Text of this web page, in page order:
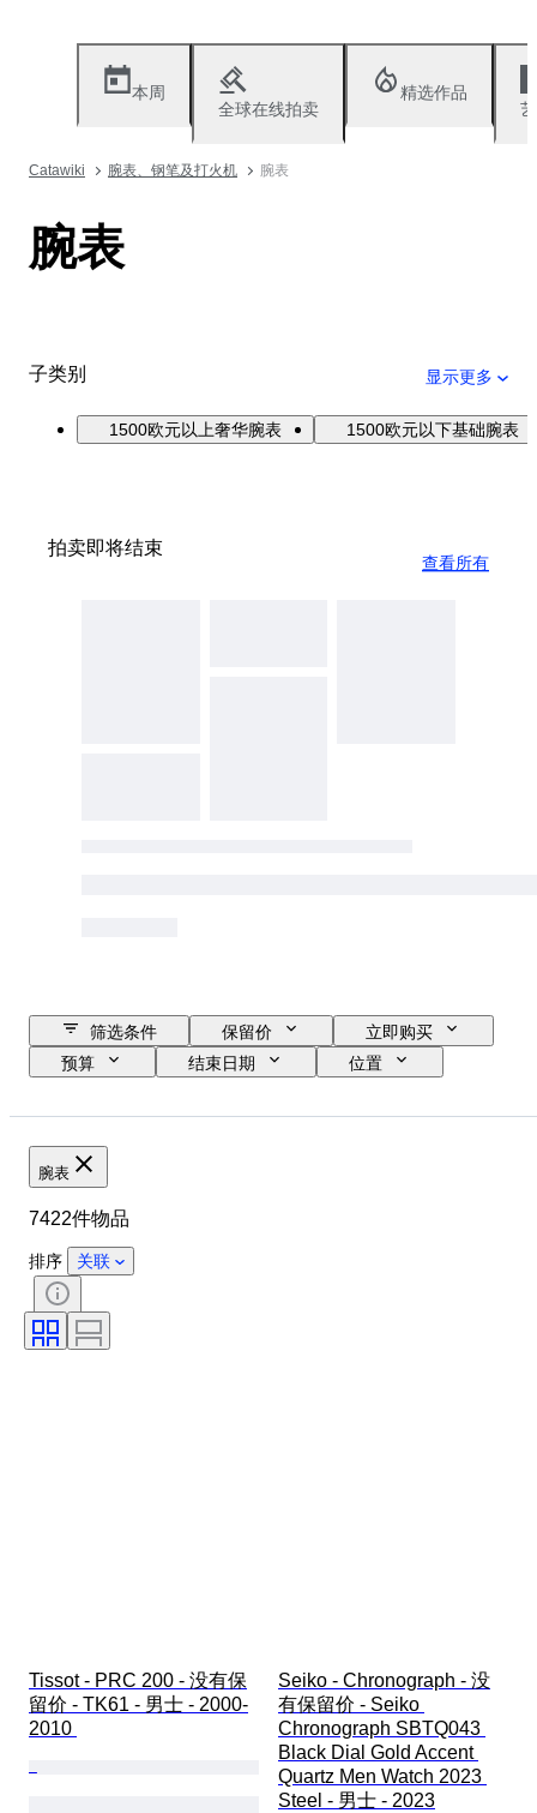
本周
全球在线拍卖
精选作品
Catawiki 腕表、钢笔及打火机 腕表
腕表
子类别 显示更多
1500欧元以上奢华腕表 1500欧元以下基础腕表
拍卖即将结束
查看所有
筛选条件 保留价
立即购买
预算
结束日期
位置
状态
表芯
腕表
7422件物品
排序 关联
Tissot - PRC 200 - 没有保
留价 - TK61 - 男士 - 2000-
2010
Seiko - Chronograph - 没
有保留价 - Seiko
Chronograph SBTQ043
Black Dial Gold Accent
Quartz Men Watch 2023
Steel - 男士 - 2023